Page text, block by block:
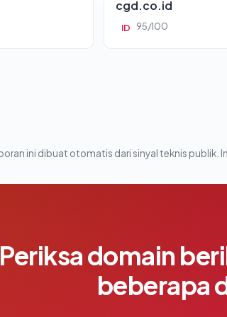
cgd.co.id
ID 95/100
ini dibuat otomatis dari sinyal teknis publik.
Periksa domain
beberapa